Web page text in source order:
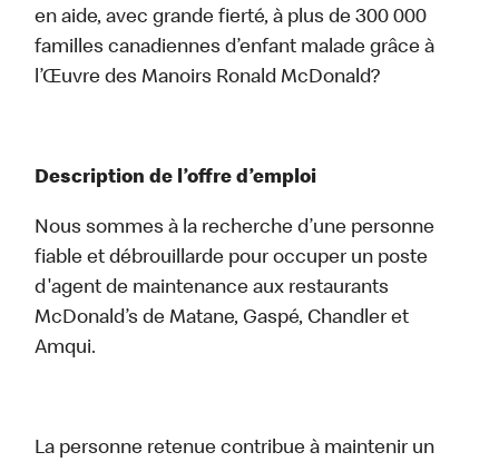
en aide, avec grande fierté, à plus de 300 000
familles canadiennes d’enfant malade grâce à
l’Œuvre des Manoirs Ronald McDonald?
Description de l’offre d’emploi
Nous sommes à la recherche d’une personne
fiable et débrouillarde pour occuper un poste
d'agent de maintenance aux restaurants
McDonald’s de Matane, Gaspé, Chandler et
Amqui.
La personne retenue contribue à maintenir un